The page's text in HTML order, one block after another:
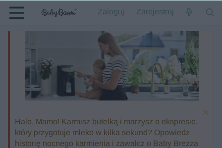
Zaloguj Zarejestruj
Halo, Mamo! Karmisz butelką i marzysz o ekspresie,
który przygotuje mleko w kilka sekund? Opowiedz
historię nocnego karmienia i zawalcz o Baby Brezza